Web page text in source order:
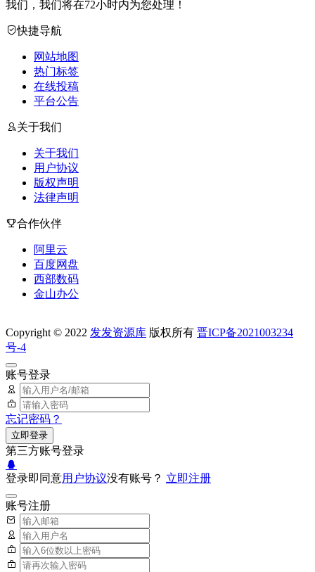
我们，我们将在72小时内为您处理！
快捷导航
网站地图
热门标签
在线投稿
平台公告
关于我们
关于我们
用户协议
版权声明
法律声明
合作伙伴
阿里云
百度网盘
西部数码
金山办公
Copyright © 2022 发发资源库 版权所有 晋ICP备2021003234
号-4
账号登录
忘记密码？
立即登录
第三方账号登录
登录即同意用户协议没有账号？ 立即注册
账号注册